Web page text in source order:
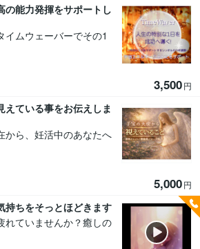
の能力発揮をサポートし
ムウェーバーでその1
3,500円
えている事をお伝えしま
から、妊活中のあなたへ
5,000円
持ちをそっとほどきます
れていませんか？癒しの